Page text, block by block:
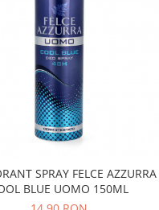
SPRAY FELCE AZZURRA
BLUE UOMO 150ML